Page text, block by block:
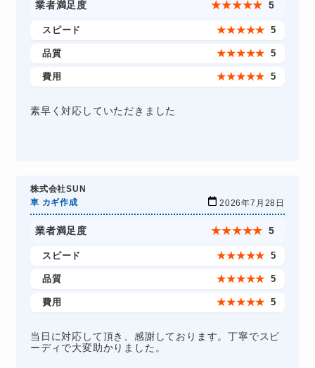
業者満足度 ★★★★★ 5
スピード ★★★★★ 5
品質 ★★★★★ 5
費用 ★★★★★ 5
素早く対応していただきました
株式会社SUN
車 カギ作成
2026年7月28日
業者満足度 ★★★★★ 5
スピード ★★★★★ 5
品質 ★★★★★ 5
費用 ★★★★★ 5
当日に対応して頂き、感謝しております。丁寧でスピ
ーディで大変助かりました。